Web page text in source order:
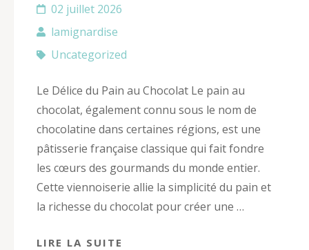
02 juillet 2026
lamignardise
Uncategorized
Le Délice du Pain au Chocolat Le pain au
chocolat, également connu sous le nom de
chocolatine dans certaines régions, est une
pâtisserie française classique qui fait fondre
les cœurs des gourmands du monde entier.
Cette viennoiserie allie la simplicité du pain et
la richesse du chocolat pour créer une …
LIRE LA SUITE